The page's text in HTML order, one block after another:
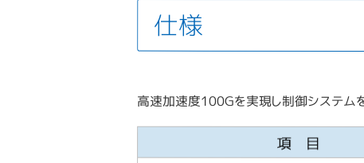
仕様
高速加速度100Gを実現し制御システム